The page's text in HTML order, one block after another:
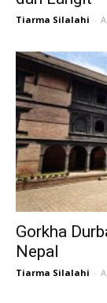
Tiarma Silalahi -
Gorkha
Nepal
Tiarma Silalahi -